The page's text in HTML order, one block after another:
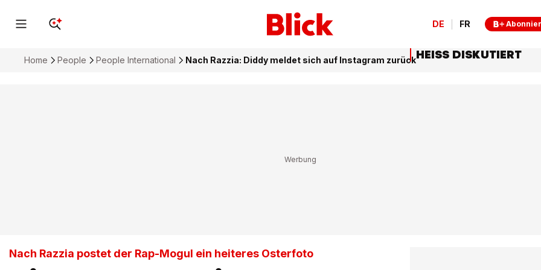
DE FR
Home People People International Nach Razzia: Diddy meldet sich auf Instagram zurück
Nach Razzia postet der Rap-Mogul ein heiteres Osterfoto
HEISS DISKUTIERT